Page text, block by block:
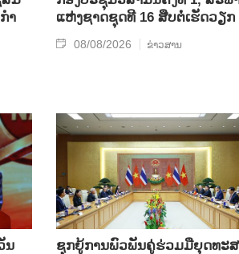
ຳ
ແຫ່ງຊາດຊຸດທີ 16 ສືບຕໍ່ເຮັດວຽກ
08/08/2026 ຂ່າວສານ
ນ
ຊຸກ​ຍູ້​ການ​ພົວ​ພັນ​ຄູ່​ຮ່ວມ​ມື​ຍຸດ​ທະ​